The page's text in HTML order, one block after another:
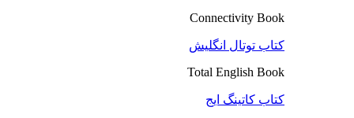
Connectivity Book
کتاب توتال انگلیش
Total English Book
کتاب کاتینگ ایج